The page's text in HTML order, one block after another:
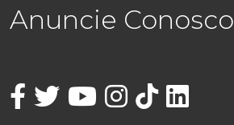
Anuncie Conosco